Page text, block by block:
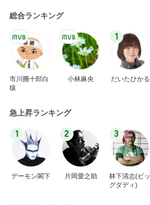
総合ランキング
市川團十郎白
猿
小林麻央
1
だいたひかる
急上昇ランキング
1
デーモン閣下
2
片岡愛之助
3
林下清志(ビッ
グダディ)